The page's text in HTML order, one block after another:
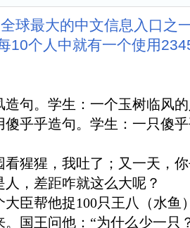
球最大的中文信息入口之
10个人中就有一个使用
造句。学生：一个玉树临风
傻乎乎造句。学生：一只傻
看猩猩，我吐了；又一天，
，差距咋就这么大呢？
大臣帮他捉100只王八（水鱼
。国王问他：“为什么少一只